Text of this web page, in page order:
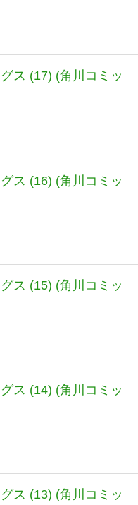
ス (17) (角川コミッ
ス (16) (角川コミッ
ス (15) (角川コミッ
ス (14) (角川コミッ
ス (13) (角川コミッ